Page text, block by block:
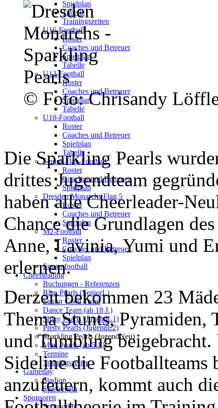
Spielplan
Tabelle
Trainingszeiten
U16-Football
Roster
Coaches und Betreuer
Spielplan
Tabelle
U13-Football
Roster
Coaches und Betreuer
Spielplan
Tabelle
U10-Football
Roster
Coaches und Betreuer
Spielplan
Tabelle
Senior-Flag-Football
Roster
Coaches und Betreuer
Spielplan
Dresden Monarchs Flag 5
Roster
Coaches und Betreuer
Spielplan
M2-Football
Roster
Coaches und Betreuer
Spielplan
Frauenfootball
Cheerleading
Buchungen - Referenzen
Blue Pearls (SeniorL)
Senior Coed Team
Dance Team (ab 18 J.)
Shiny Pearls (JugendL1)
Pretty Pearls (JugendL2)
Sparkling Pearls (JugendNeu)
Mini Pearls (ab 5 J.)
Termine
Trainingszeiten
Gameday
Stadion
Spielregeln
Sponsoren
Sponsoren
© Foto: Chrisandy
Die Sparkling Pearls
drittes Jugendteam
haben alle Cheerleader-
Chance die Grundlagen
Anne, Lavinia, Yumi und
erlernen.
Derzeit bekommen 23
Thema Stunts, Pyramiden,
und Tumbling beigebracht.
Sideline die Footballteams
anzufeuern, kommt auch